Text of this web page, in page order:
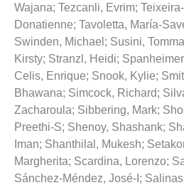
Wajana; Tezcanli, Evrim;
Donatienne; Tavoletta, María-
Swinden, Michael ; Susini,
Kirsty; Stranzl, Heidi;
Celis, Enrique; Snook, Kylie;
Bhawana; Simcock, Richard;
Zacharoula; Sibbering, Mark;
Preethi-S; Shenoy, Shashank;
Iman; Shanthilal, Mukesh;
Margherita; Scardina, Lorenzo;
Sánchez-Méndez, José-I ;